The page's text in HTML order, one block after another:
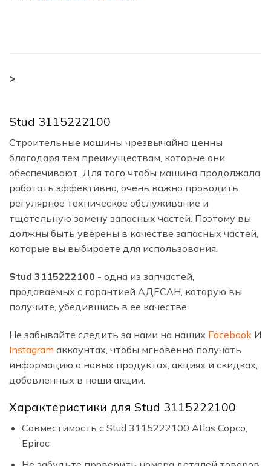
>
Stud 3115222100
Строительные машины чрезвычайно ценны
благодаря тем преимуществам, которые они
обеспечивают. Для того чтобы машина продолжала
работать эффективно, очень важно проводить
регулярное техническое обслуживание и
тщательную замену запасных частей. Поэтому вы
должны быть уверены в качестве запасных частей,
которые вы выбираете для использования.
Stud 3115222100 - одна из запчастей,
продаваемых с гарантией АДЕСАН, которую вы
получите, убедившись в ее качестве.
Не забывайте следить за нами на наших Facebook И
Instagram аккаунтах, чтобы мгновенно получать
информацию о новых продуктах, акциях и скидках,
добавленных в наши акции.
Характеристики для Stud 3115222100
Совместимость с Stud 3115222100 Atlas Copco,
Epiroc